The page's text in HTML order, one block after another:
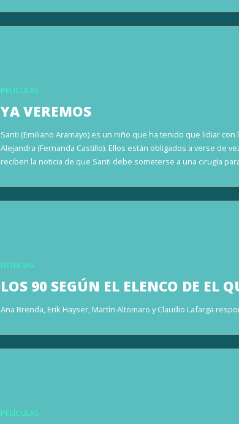
PELÍCULAS
YA VEREMOS
Santi (Emiliano Aramayo) es un niño que ha tenido que lidiar
Alejandra (Fernanda Castillo). Ellos están obligados a verse de
reciben la noticia de que Santi debe someterse a una cirugía
NOTICIAS
LOS 90 SEGÚN EL ELENCO DE EL
Ana Brenda, Erik Hayser, Martín Altomaro y Claudio Lafarga
PELÍCULAS